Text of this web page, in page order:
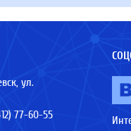
ул.
77-60-55